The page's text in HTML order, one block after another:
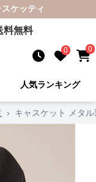
スケッティ
料無料
0 0
人気ランキング
› キャスケット メタ